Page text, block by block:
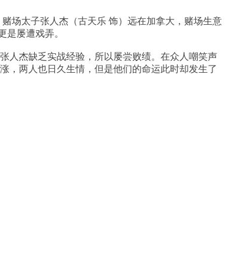
场太子张人杰（古天乐 饰）远在加拿大，赌场生意
屡遭戏弄。
杰缺乏实战经验，所以屡尝败绩。在众人嘲笑声
两人也日久生情，但是他们的命运此时却发生了